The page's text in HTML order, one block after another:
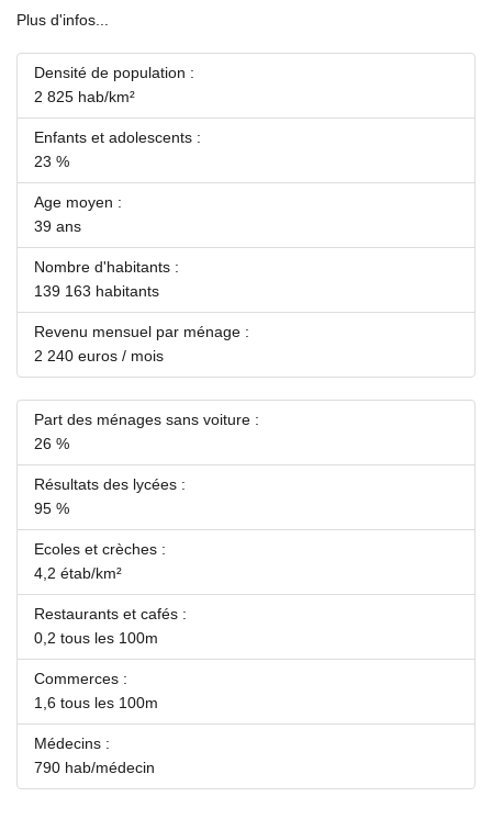
Plus d'infos...
Densité de population :
2 825 hab/km²
Enfants et adolescents :
23 %
Age moyen :
39 ans
Nombre d'habitants :
139 163 habitants
Revenu mensuel par ménage :
2 240 euros / mois
Part des ménages sans voiture :
26 %
Résultats des lycées :
95 %
Ecoles et crèches :
4,2 étab/km²
Restaurants et cafés :
0,2 tous les 100m
Commerces :
1,6 tous les 100m
Médecins :
790 hab/médecin